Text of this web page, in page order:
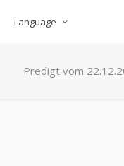
Language
Predigt vom